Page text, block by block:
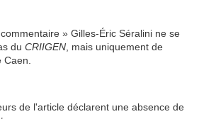
» Gilles-Éric Séralini ne se
du CRIIGEN , mais uniquement de
de l'article déclarent une absence de